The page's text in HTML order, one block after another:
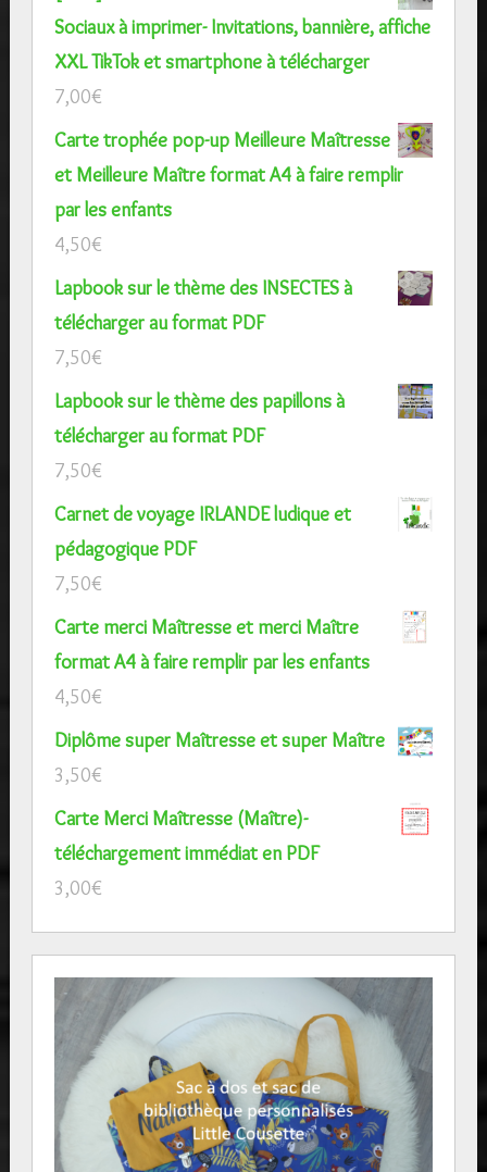
Sociaux à imprimer- Invitations, bannière, affiche
XXL TikTok et smartphone à télécharger
7,00€
Carte trophée pop-up Meilleure Maîtresse
et Meilleure Maître format A4 à faire remplir
par les enfants
4,50€
Lapbook sur le thème des INSECTES à
télécharger au format PDF
7,50€
Lapbook sur le thème des papillons à
télécharger au format PDF
7,50€
Carnet de voyage IRLANDE ludique et
pédagogique PDF
7,50€
Carte merci Maîtresse et merci Maître
format A4 à faire remplir par les enfants
4,50€
Diplôme super Maîtresse et super Maître
3,50€
Carte Merci Maîtresse (Maître)-
téléchargement immédiat en PDF
3,00€